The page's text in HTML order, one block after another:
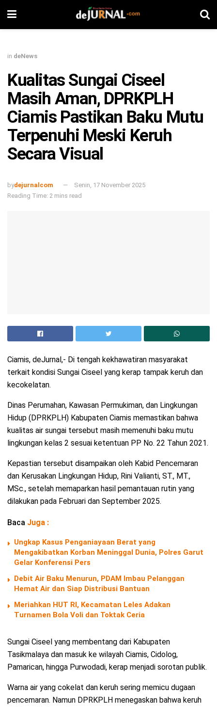
in deNews
Kualitas Sungai Ciseel
Masih Aman, DPRKPLH
Ciamis Pastikan Baku Mutu
Terpenuhi Meski Keruh
Secara Visual
bydejurnalcom
Senin, 17 November 2025
Reading Time: 2 mins read
Ciamis, deJurnal,- Di tengah kekhawatiran masyarakat
terkait kondisi Sungai Ciseel yang kerap tampak keruh dan
kecokelatan.
Dinas Perumahan, Kawasan Permukiman, dan Lingkungan
Hidup (DPRKPLH) Kabupaten Ciamis memastikan bahwa
kualitas air sungai tersebut masih memenuhi baku mutu
lingkungan kelas 2 sesuai ketentuan PP No. 22 Tahun 2021.
Kepastian tersebut disampaikan oleh Kabid Pencemaran
dan Kerusakan Lingkungan Hidup, Rini Valianti, ST., MT.,
MSc., setelah memaparkan hasil pemantauan rutin yang
dilakukan pada Februari dan September 2025.
Baca Juga :
Ungkap Kasus Penganiayaan Berat yang
Mengakibatkan Korban Meninggal Dunia, Polres Garut
Gelar Konferensi Pers
Debit Air Baku Menurun, PDAM Imbau Pelanggan
Hemat Air dan Siap Distribusi Bantuan
Meriahkan HUT RI, Kecamatan Leles Adakan
Turnamen Bola Voli dan Toktak Ceria
Sungai Ciseel yang membentang dari Kabupaten
Tasikmalaya dan masuk ke wilayah Ciamis, Cidolog,
Pamarican, hingga Purwodadi, kerap menjadi sorotan publik.
Warna air yang cokelat dan keruh sering memicu dugaan
pencemaran. Namun DPRKPLH menegaskan bahwa keruh